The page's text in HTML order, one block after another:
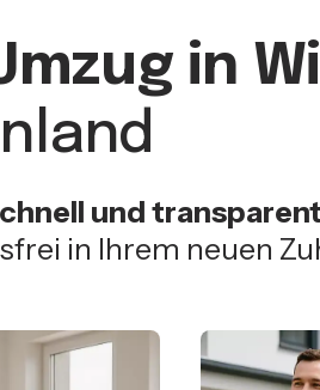
in
und
in Ihrem neuen